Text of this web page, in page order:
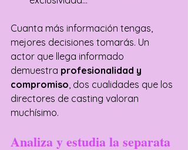
Cuanta más información tengas,
mejores decisiones tomarás. Un
actor que llega informado
demuestra profesionalidad y
compromiso, dos cualidades que los
directores de casting valoran
muchísimo.
Analiza y estudia la separata